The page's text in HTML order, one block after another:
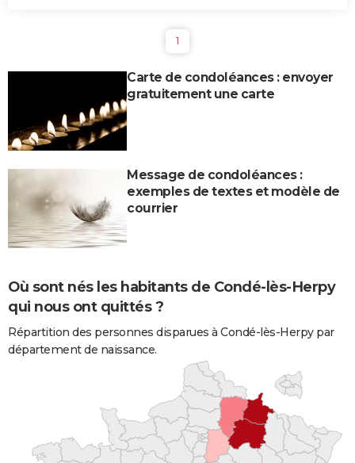
1
Carte de condoléances : envoyer
gratuitement une carte
Message de condoléances :
exemples de textes et modèle de
courrier
Où sont nés les habitants de Condé-lès-Herpy
qui nous ont quittés ?
Répartition des personnes disparues à Condé-lès-Herpy par
département de naissance.